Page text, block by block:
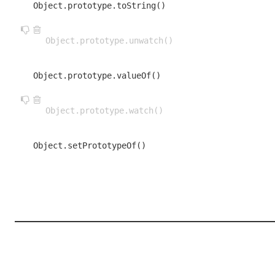
Object.prototype.toString()
Object.prototype.unwatch()
Object.prototype.valueOf()
Object.prototype.watch()
Object.setPrototypeOf()